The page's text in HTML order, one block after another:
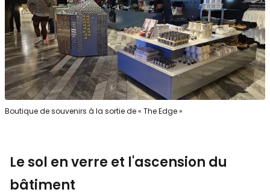
Boutique de souvenirs à la sortie de « The Edge »
Le sol en verre et l'ascension du
bâtiment